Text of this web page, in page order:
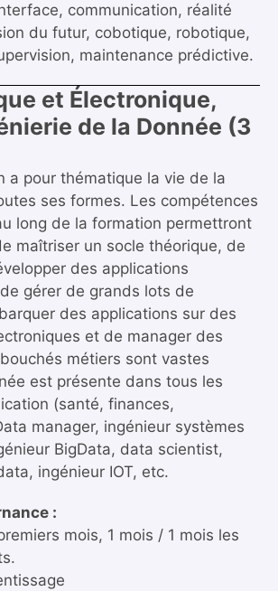
communication, réalité
du futur, cobotique, robotique,
maintenance prédictive.
et Électronique,
de la Donnée (3
a pour thématique la vie de la
ses formes. Les compétences
long de la formation permettront
maîtriser un socle théorique, de
des applications
gérer de grands lots de
des applications sur des
et de manager des
métiers sont vastes
est présente dans tous les
(santé, finances,
manager, ingénieur systèmes
BigData, data scientist,
ingénieur IOT, etc.
:
mois, 1 mois / 1 mois les